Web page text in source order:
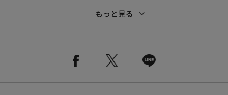
グが目を引く、カラフルな配色が印象的な一着
おすすめコーディネート
様々なスタイルに対応できる一着です。
もっと見る